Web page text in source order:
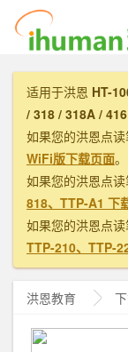
适用于洪恩 HT-
/ 318 / 318A /
如果您的洪恩点
WiFi版下载页面。
如果您的洪恩点
818、TTP-A1 下
如果您的洪恩点
TTP-210、TTP-
洪恩教育